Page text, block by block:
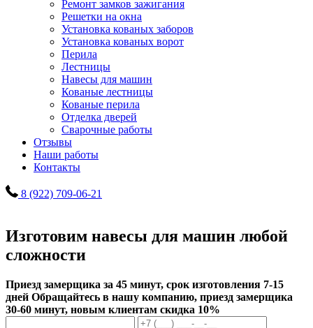
Ремонт замков зажигания
Решетки на окна
Установка кованых заборов
Установка кованых ворот
Перила
Лестницы
Навесы для машин
Кованые лестницы
Кованые перила
Отделка дверей
Сварочные работы
Отзывы
Наши работы
Контакты
8 (922) 709-06-21
Изготовим навесы для машин любой
сложности
Приезд замерщика за 45 минут, срок изготовления 7-15
дней Обращайтесь в нашу компанию, приезд замерщика
30-60 минут, новым клиентам скидка 10%